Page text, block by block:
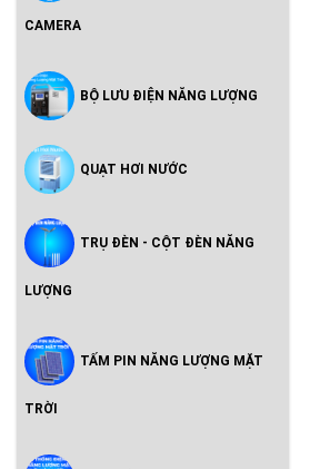
CAMERA
BỘ LƯU ĐIỆN NĂNG LƯỢNG
QUẠT HƠI NƯỚC
TRỤ ĐÈN - CỘT ĐÈN NĂNG
LƯỢNG
TẤM PIN NĂNG LƯỢNG MẶT
TRỜI